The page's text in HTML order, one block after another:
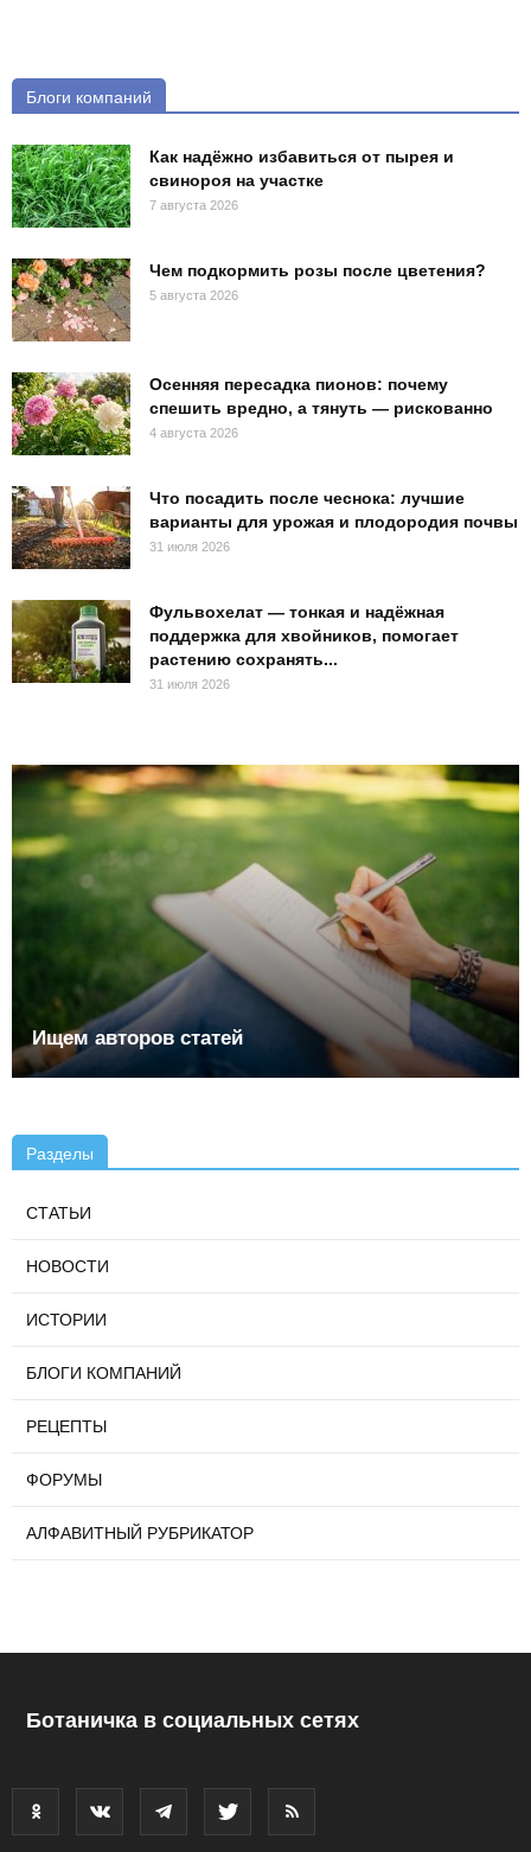
Блоги компаний
Как надёжно избавиться от пырея и
свинороя на участке
7 августа 2026
Чем подкормить розы после цветения?
5 августа 2026
Осенняя пересадка пионов: почему
спешить вредно, а тянуть — рискованно
4 августа 2026
Что посадить после чеснока: лучшие
варианты для урожая и плодородия почвы
31 июля 2026
Фульвохелат — тонкая и надёжная
поддержка для хвойников, помогает
растению сохранять...
31 июля 2026
Ищем авторов статей
Разделы
СТАТЬИ
НОВОСТИ
ИСТОРИИ
БЛОГИ КОМПАНИЙ
РЕЦЕПТЫ
ФОРУМЫ
АЛФАВИТНЫЙ РУБРИКАТОР
Ботаничка в социальных сетях